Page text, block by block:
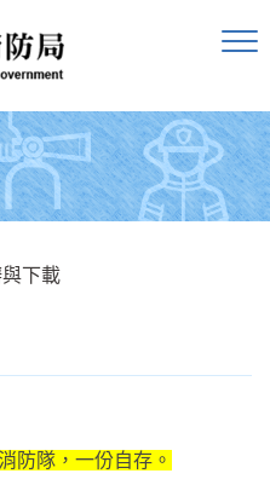
下載
防隊，一份自存。